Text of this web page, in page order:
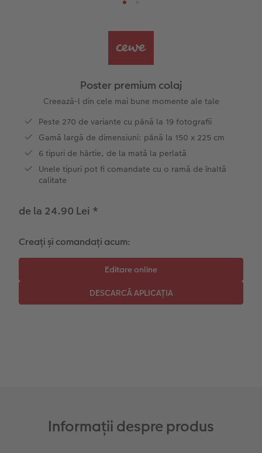
Exemplele clienților
CEWE FOTOCARTE Kids
CEWE FOTOCARTE Art Collection
Nature Prints
Poster Premium
Fotografii standard
Set fotografii
Fotosticker
Instant Foto
Sticker instant
Fotografie Aludibond
Fotografie pe Forex
Panou de întâmpinare nuntă
Baghete pentru poster
Fotografie pe lemn
Decorațiuni de perete din mai multe părți
Colaje foto
Bandă foto
Rechizite școlare și de birou
Cutii de cadou
Textile
Calendare foto
CEWE FOTOCARTE Kids
Povești CEWE
Idei de cadouri pentru cei dragi
Călătorie
Absolvire
Poster premium colaj
Creează-l din cele mai bune momente ale tale
Peste 270 de variante cu până la 19 fotografii
Gamă largă de dimensiuni: până la 150 x 225 cm
6 tipuri de hârtie, de la mată la perlată
Unele tipuri pot fi comandate cu o ramă de înaltă
calitate
de la 24.90 Lei *
Creați și comandați acum:
Informații despre produs